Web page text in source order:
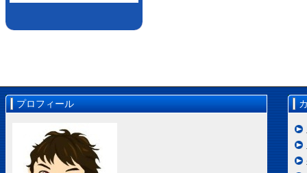
プロフィール